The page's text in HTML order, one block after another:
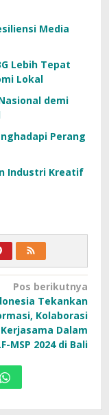
Media
Lebih Tepat
Lokal
demi
Perang
Industri Kreatif
Pos berikutnya
Tekankan
Kolaborasi
Dalam
MSP 2024 di Bali